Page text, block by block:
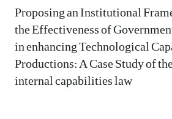
Proposing an Institutional
the Effectiveness of
in enhancing Technological
Productions: A Case Study of
internal capabilities law